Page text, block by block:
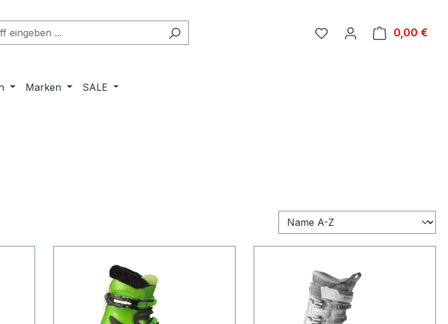
0,00 €
Marken SALE